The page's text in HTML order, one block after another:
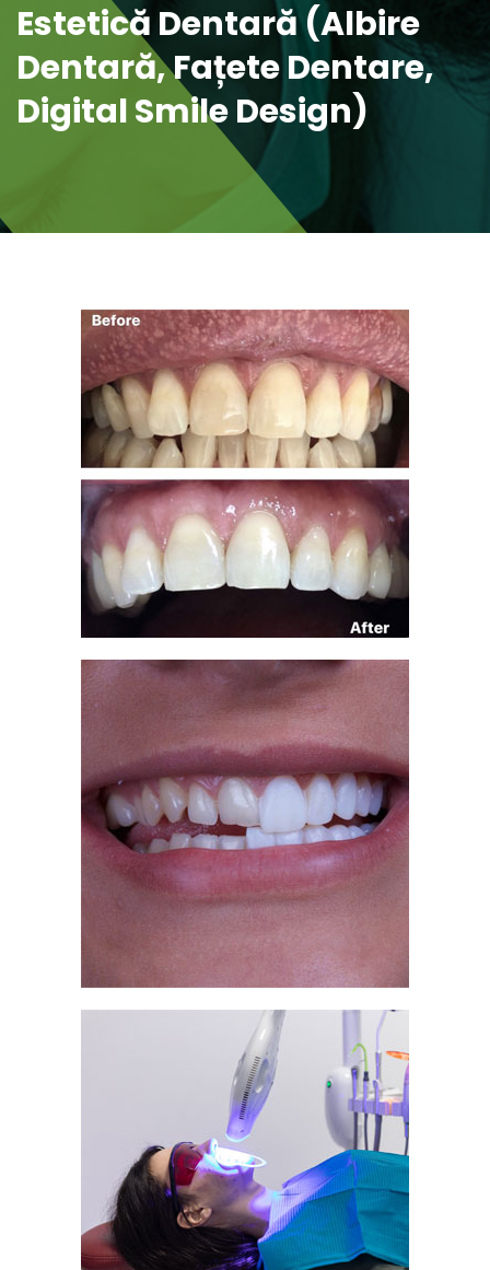
Estetică Dentară (albire
Dentară, Fațete Dentare,
Digital Smile Design)